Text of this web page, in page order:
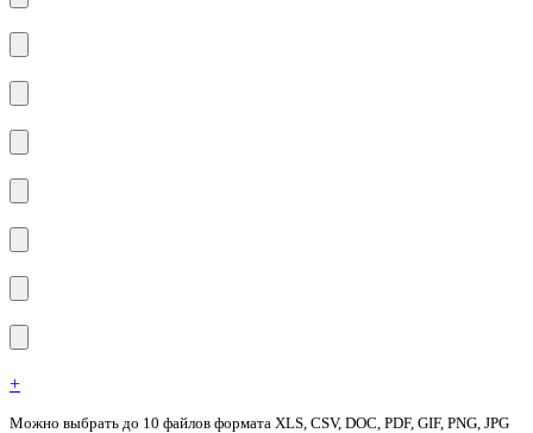
+
Можно выбрать до 10 файлов формата XLS, CSV, DOC, PDF, GIF, PNG, JPG